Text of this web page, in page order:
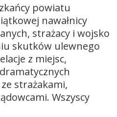
powiatu
nawałnicy
strażacy i wojsko
skutków ulewnego
z miejsc,
strażakami,
Wszyscy